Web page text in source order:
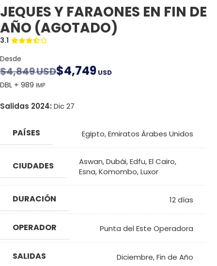
JEQUES Y FARAONES EN FIN DE
AÑO (AGOTADO)
3.1
Desde
$4,849USD$4,749 USD
DBL + 989 IMP
Salidas 2024: Dic 27
PAÍSES Egipto,Emiratos Árabes Unidos
CIUDADES Aswan,Dubái,Edfu,El Cairo,
Esna,Komombo,Luxor
DURACIÓN 12 días
OPERADOR Punta del Este Operadora
SALIDAS Diciembre,Fin de Año